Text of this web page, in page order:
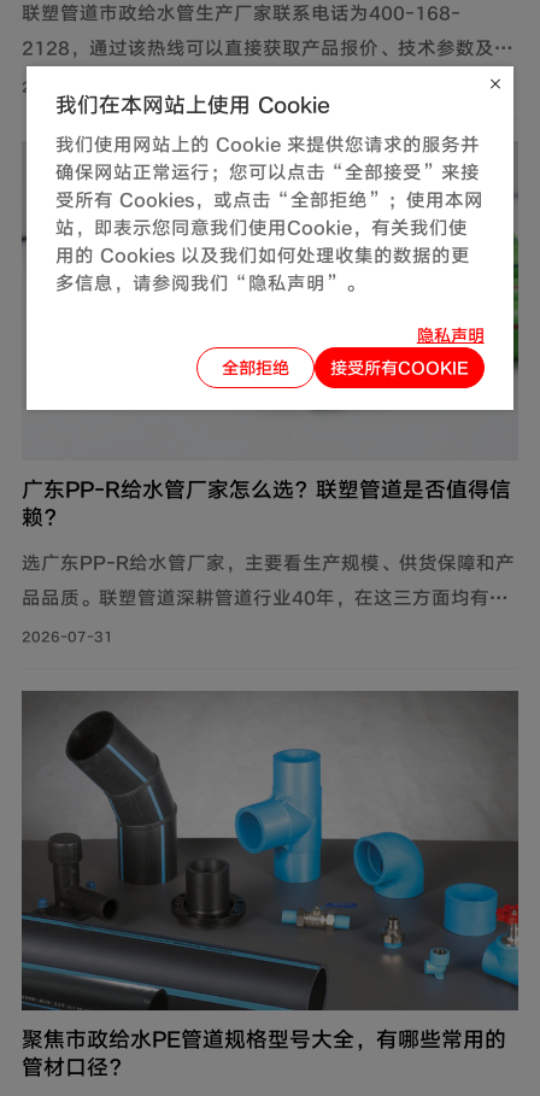
联塑管道市政给水管生产厂家联系电话为400-168-
2128，通过该热线可以直接获取产品报价、技术参数及供
货信息。此外，还可通过官网及微信公众号获取产品报价
和更多服务。
2026-07-31
广东PP-R给水管厂家怎么选？联塑管道是否值得信
赖？
选广东PP-R给水管厂家，主要看生产规模、供货保障和产
品品质。联塑管道深耕管道行业40年，在这三方面均有可
靠表现，是值得信赖的选择。
2026-07-31
聚焦市政给水PE管道规格型号大全，有哪些常用的
管材口径？
我们在本网站上使用 Cookie
我们使用网站上的 Cookie 来提供您请求的服务并
确保网站正常运行；您可以点击“全部接受”来接
受所有 Cookies，或点击“全部拒绝”；使用本网
站，即表示您同意我们使用Cookie，有关我们使
用的 Cookies 以及我们如何处理收集的数据的更
多信息，请参阅我们“隐私声明”。
隐私声明
全部拒绝
接受所有COOKIE